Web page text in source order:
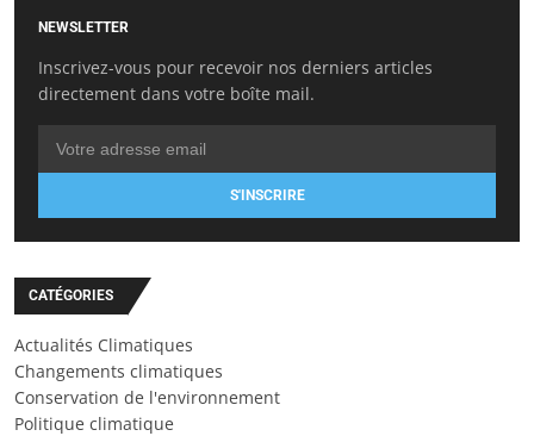
NEWSLETTER
Inscrivez-vous pour recevoir nos derniers articles
directement dans votre boîte mail.
S'INSCRIRE
CATÉGORIES
Actualités Climatiques
Changements climatiques
Conservation de l'environnement
Politique climatique